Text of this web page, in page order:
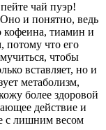
чай пуэр!
и понятно, ведь
кофеина, тиамин и
потому что его
чтобы
вставляет, но и
метаболизм,
более здоровой
действие и
с лишним весом